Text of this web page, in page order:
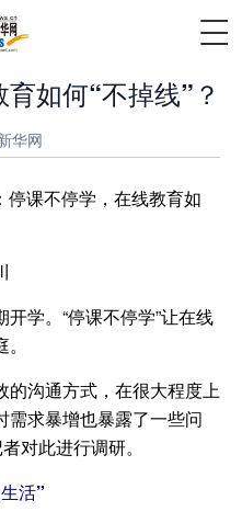
如何“不掉线”？
华网
课不停学，在线教育如
学。“停课不停学”让在线
沟通方式，在很大程度上
需求暴增也暴露了一些问
对此进行调研。
活”